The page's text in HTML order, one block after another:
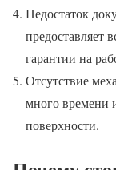
Недостаток
предоставляет
гарантии на
Отсутствие
много времени
поверхности.